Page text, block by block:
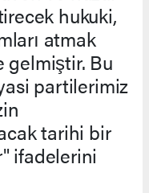
hukuki,
atmak
gelmiştir. Bu
partilerimiz
tarihi bir
ifadelerini